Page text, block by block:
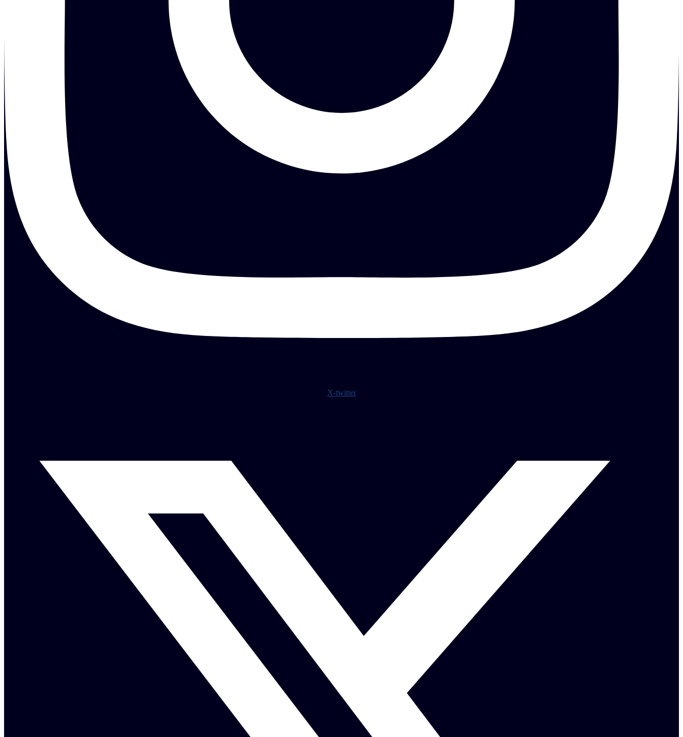
X-twitter